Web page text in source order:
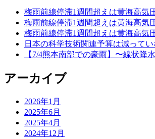
梅雨前線停滞1週間超えは黄海高気
梅雨前線停滞1週間超えは黄海高気
梅雨前線停滞1週間超えは黄海高気
日本の科学技術関連予算は減って
【7/4熊本南部での豪雨】〜線状降
アーカイブ
2026年1月
2025年6月
2025年4月
2024年12月